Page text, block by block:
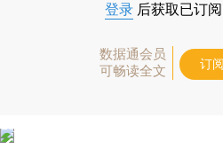
登录 后获取已订
数据通会员
可畅读全文
订